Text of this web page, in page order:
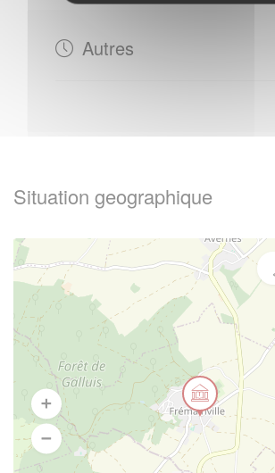
Autres
Situation geographique